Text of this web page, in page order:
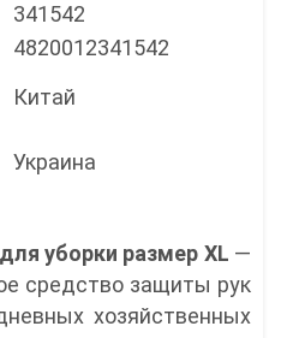
341542
4820012341542
Китай
Украина
уборки размер XL —
средство защиты рук
хозяйственных